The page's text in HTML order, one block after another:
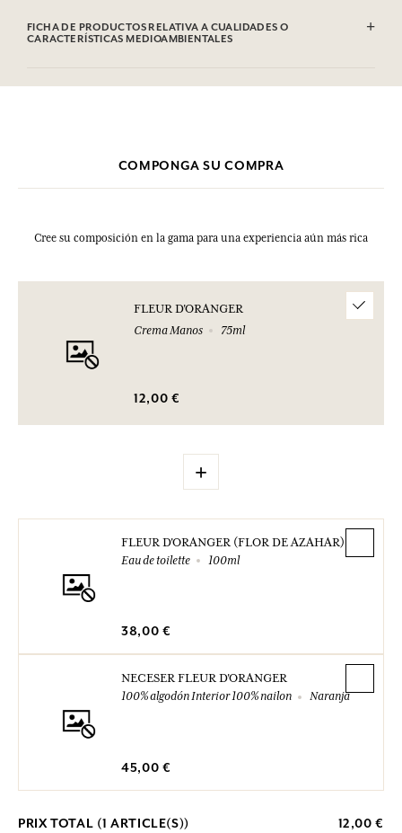
butter, polyglyceryl-6 distearate, glyceryl stearate SE, prunus
armeniaca kernel oil, parfum (fragrance), cetyl alcohol, caprylyl
FICHA DE PRODUCTOS RELATIVA A CUALIDADES O
CARACTERÍSTICAS MEDIOAMBIENTALES
Por favor, consulte las cualidades o características medioambientales
COMPONGA SU COMPRA
Cree su composición en la gama para una experiencia aún más rica
FLEUR D'ORANGER
Crema Manos
75ml
12,00 €
+
FLEUR D'ORANGER (FLOR DE AZAHAR)
Eau de toilette
100ml
38,00 €
NECESER FLEUR D'ORANGER
100% algodón Interior 100% nailon
Naranja
45,00 €
PRIX TOTAL (1 ARTICLE(S)) 12,00 €